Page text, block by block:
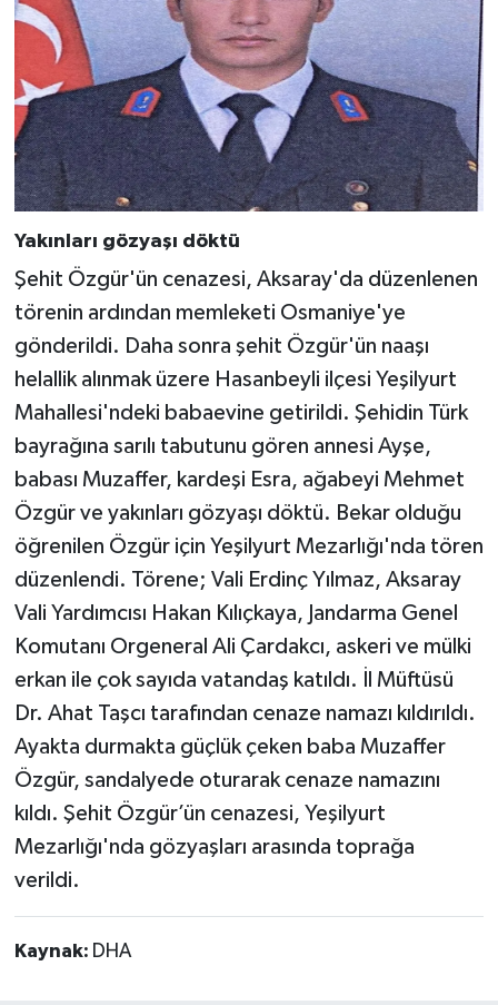
Yakınları gözyaşı döktü
Şehit Özgür'ün cenazesi, Aksaray'da düzenlenen
törenin ardından memleketi Osmaniye'ye
gönderildi. Daha sonra şehit Özgür'ün naaşı
helallik alınmak üzere Hasanbeyli ilçesi Yeşilyurt
Mahallesi'ndeki babaevine getirildi. Şehidin Türk
bayrağına sarılı tabutunu gören annesi Ayşe,
babası Muzaffer, kardeşi Esra, ağabeyi Mehmet
Özgür ve yakınları gözyaşı döktü. Bekar olduğu
öğrenilen Özgür için Yeşilyurt Mezarlığı'nda tören
düzenlendi. Törene; Vali Erdinç Yılmaz, Aksaray
Vali Yardımcısı Hakan Kılıçkaya, Jandarma Genel
Komutanı Orgeneral Ali Çardakcı, askeri ve mülki
erkan ile çok sayıda vatandaş katıldı. İl Müftüsü
Dr. Ahat Taşcı tarafından cenaze namazı kıldırıldı.
Ayakta durmakta güçlük çeken baba Muzaffer
Özgür, sandalyede oturarak cenaze namazını
kıldı. Şehit Özgür’ün cenazesi, Yeşilyurt
Mezarlığı'nda gözyaşları arasında toprağa
verildi.
Kaynak: DHA